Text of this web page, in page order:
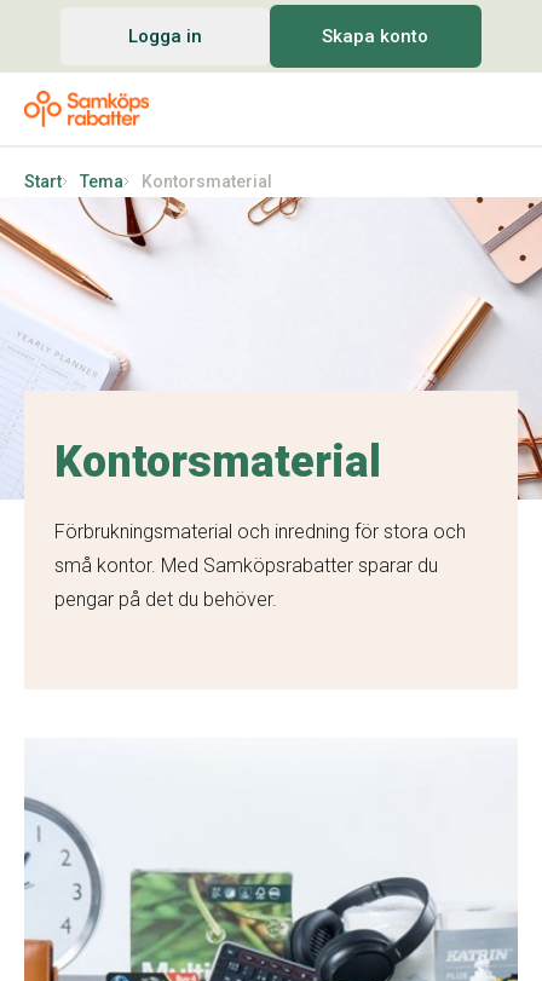
Logga in Skapa konto
Start Tema Kontorsmaterial
Kontorsmaterial
Förbrukningsmaterial och inredning för stora och
små kontor. Med Samköpsrabatter sparar du
pengar på det du behöver.